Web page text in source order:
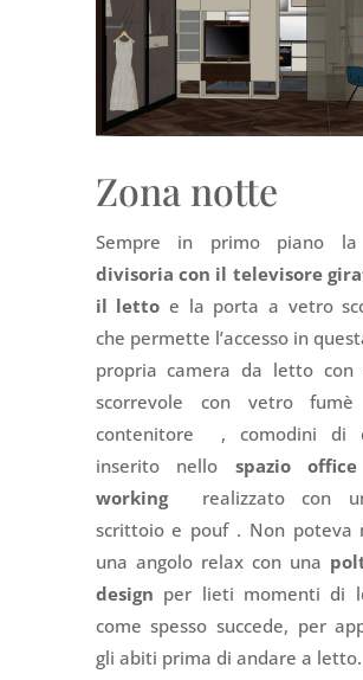
Zona notte
Sempre in primo piano la
divisoria con il televisore
il letto e la porta a vetro
che permette l’accesso in
propria camera da letto con
scorrevole con vetro
contenitore , comodini di
inserito nello spazio
working
realizzato con
scrittoio e pouf . Non poteva
una angolo relax con una
design per lieti momenti di
come spesso succede, per
gli abiti prima di andare a letto.